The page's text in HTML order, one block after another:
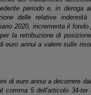
periodo e, in deroga
delle relative indennità
2020, incrementa il
la retribuzione di
euro annui a valere sulle
euro annui a decorrere
5 dell'articolo 34-ter